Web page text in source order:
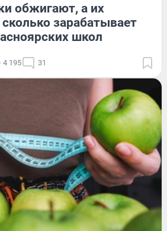
обжигают, а их
зарабатывает
школ
4 195 31